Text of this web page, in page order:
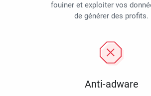
fouiner et exploiter vos
de générer des profits.
Anti-adware